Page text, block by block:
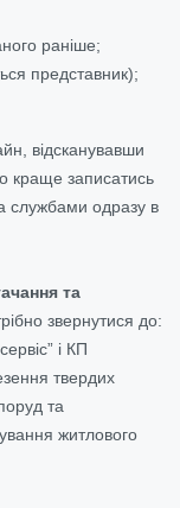
раніше;
представник);
відсканувавши
краще записатись
службами одразу в
та
звернутися до:
і КП
твердих
та
житлового